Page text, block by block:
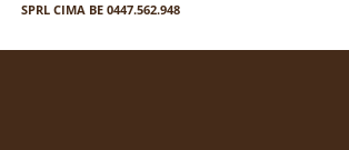
SPRL CIMA BE 0447.562.948